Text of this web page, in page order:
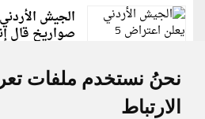
نحنُ نستخدم ملفات
الارتباط
صواريخ قال